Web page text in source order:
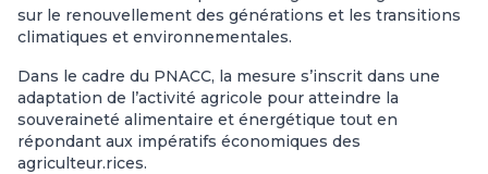
sur le renouvellement des générations et les transitions
climatiques et environnementales.
Dans le cadre du PNACC, la mesure s’inscrit dans une
adaptation de l’activité agricole pour atteindre la
souveraineté alimentaire et énergétique tout en
répondant aux impératifs économiques des
agriculteur.rices.